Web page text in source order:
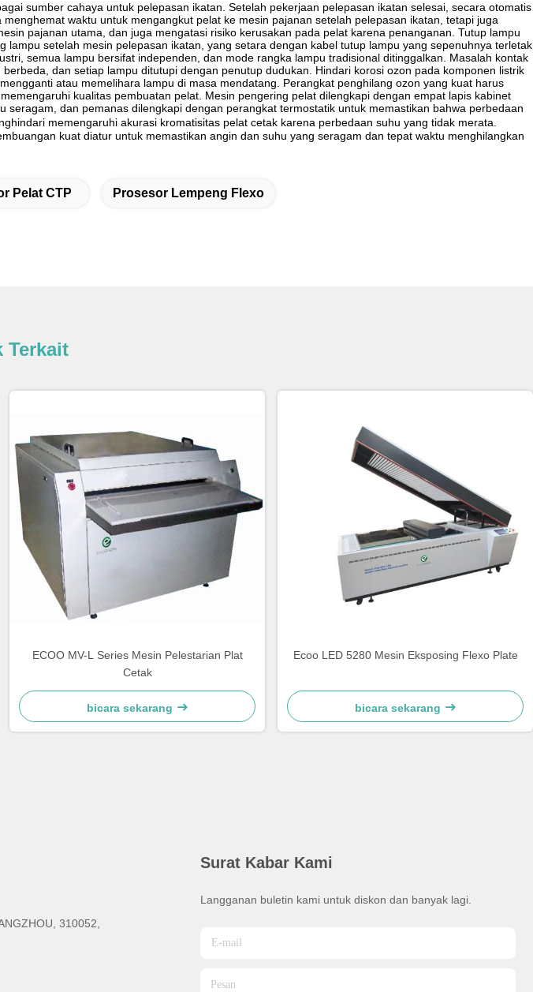
sumber cahaya untuk pelepasan ikatan. Setelah pekerjaan pelepasan ikatan selesai, secara otomatis
waktu untuk mengangkut pelat ke mesin pajanan setelah pelepasan ikatan, tetapi juga
pajanan utama, dan juga mengatasi risiko kerusakan pada pelat karena penanganan. Tutup lampu
lampu setelah mesin pelepasan ikatan, yang setara dengan kabel tutup lampu yang sepenuhnya terletak
semua lampu bersifat independen, dan mode rangka lampu tradisional ditinggalkan. Masalah kontak
dan setiap lampu ditutupi dengan penutup dudukan. Hindari korosi ozon pada komponen listrik
atau memelihara lampu di masa mendatang. Perangkat penghilang ozon yang kuat harus
kualitas pembuatan pelat. Mesin pengering pelat dilengkapi dengan empat lapis kabinet
seragam, dan pemanas dilengkapi dengan perangkat termostatik untuk memastikan bahwa perbedaan
memengaruhi akurasi kromatisitas pelat cetak karena perbedaan suhu yang tidak merata.
kuat diatur untuk memastikan angin dan suhu yang seragam dan tepat waktu menghilangkan
Pelat CTP Prosesor Lempeng Flexo
Terkait
ECOO MV-L Series Mesin Pelestarian Plat
Cetak
bicara sekarang
Ecoo LED 5280 Mesin Eksposing Flexo Plate
bicara sekarang
310052,
Surat Kabar Kami
Langganan buletin kami untuk diskon dan banyak lagi.